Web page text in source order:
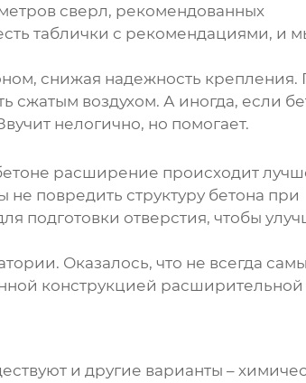
сверл, рекомендованных
таблички с рекомендациями, и
снижая надежность
сжатым воздухом. А иногда, если
нелогично, но помогает.
расширение происходит
повредить структуру бетона при
подготовки отверстия, чтобы
Оказалось, что не всегда
конструкцией расширительной
и другие варианты –